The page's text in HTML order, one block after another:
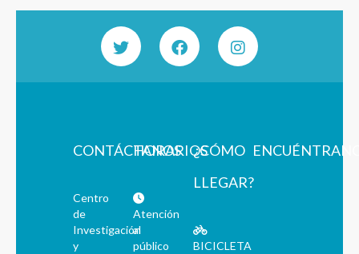
CONTÁCTANOS
Centro
de
Investigación
y
HORARIOS
Atención
al
público
¿CÓMO
LLEGAR?
BICICLETA